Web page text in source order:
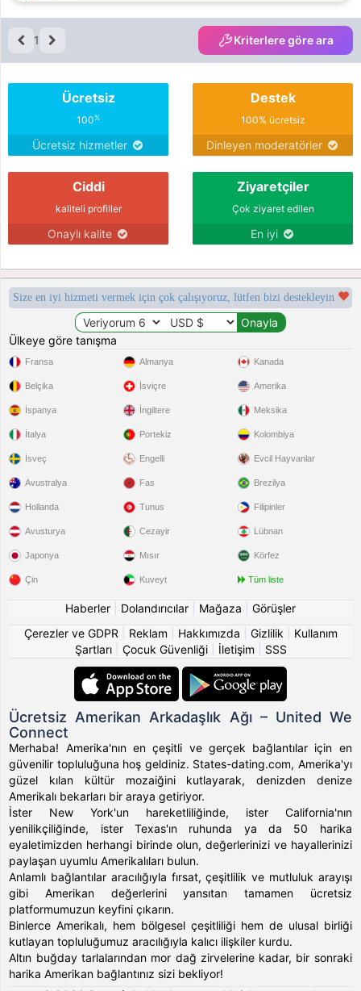
1 Kriterlere göre ara
Ücretsiz
100%
Ücretsiz hizmetler
Destek
100% ücretsiz
Dinleyen moderatörler
Ciddi
kaliteli profiller
Onaylı kalite
Ziyaretçiler
Çok ziyaret edilen
En iyi
Size en iyi hizmeti vermek için çok çalışıyoruz, lütfen bizi destekleyin
Ülkeye göre tanışma
Fransa
Belçika
İspanya
İtalya
İsveç
Almanya
İsviçre
İngiltere
Portekiz
Engelli
Kanada
Amerika
Meksika
Kolombiya
Evcil Hayvanlar
Avustralya
Hollanda
Avusturya
Japonya
Çin
Fas
Tunus
Cezayir
Mısır
Kuveyt
Brezilya
Filipinler
Lübnan
Körfez
Tüm liste
Haberler Dolandırıcılar Mağaza
Görüşler
Çerezler ve GDPR
Reklam Hakkımızda Gizlilik
Kullanım
Şartları| Çocuk Güvenliği| İletişim SSS
Ücretsiz Amerikan Arkadaşlık Ağı – United We
Connect
Merhaba! Amerika'nın en çeşitli ve gerçek bağlantılar için en
güvenilir topluluğuna hoş geldiniz. States-dating.com, Amerika'yı
güzel kılan kültür mozaiğini kutlayarak, denizden denize
Amerikalı bekarları bir araya getiriyor.
İster New York'un hareketliliğinde, ister California'nın
yenilikçiliğinde, ister Texas'ın ruhunda ya da 50 harika
eyaletimizden herhangi birinde olun, değerlerinizi ve hayallerinizi
paylaşan uyumlu Amerikalıları bulun.
Anlamlı bağlantılar aracılığıyla fırsat, çeşitlilik ve mutluluk arayışı
gibi Amerikan değerlerini yansıtan tamamen ücretsiz
platformumuzun keyfini çıkarın.
Binlerce Amerikalı, hem bölgesel çeşitliliği hem de ulusal birliği
kutlayan topluluğumuz aracılığıyla kalıcı ilişkiler kurdu.
Altın buğday tarlalarından mor dağ zirvelerine kadar, bir sonraki
harika Amerikan bağlantınız sizi bekliyor!